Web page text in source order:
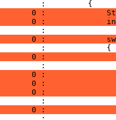
:         {
0 :
0 :
:
0 :
:             {
0 :
:
0 :
0 :
0 :
:
0 :